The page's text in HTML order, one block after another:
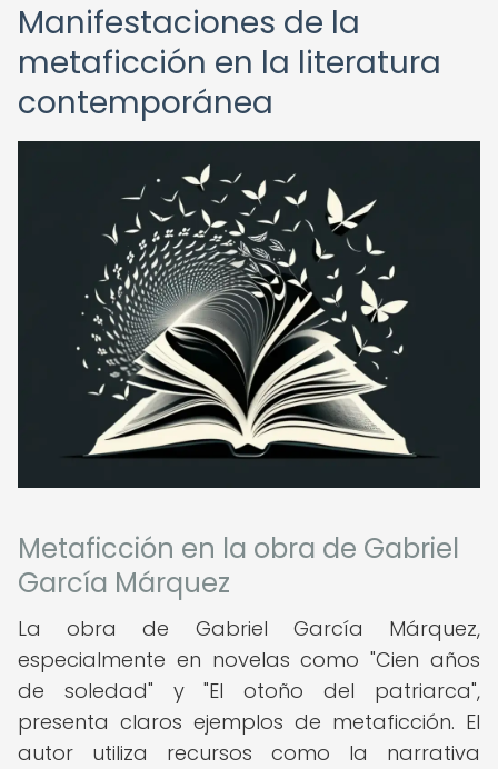
Manifestaciones de la
metaficción en la literatura
contemporánea
Metaficción en la obra de Gabriel
García Márquez
La obra de Gabriel García Márquez,
especialmente en novelas como "Cien años
de soledad" y "El otoño del patriarca",
presenta claros ejemplos de metaficción. El
autor utiliza recursos como la narrativa